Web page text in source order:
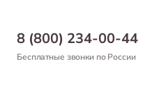
8 (800) 234-00-44
Бесплатные звонки по России
Самовывоз
Оформление заказа
Благотворительный фонд